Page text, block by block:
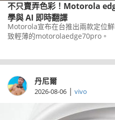
不只賣弄色彩！Motorola
學與 AI 即時翻譯
Motorola宣布在台推出兩款定位
致輕薄的motorolaedge70pro。
丹尼爾
2026-08-06 | vivo